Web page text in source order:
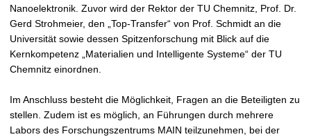
Nanoelektronik. Zuvor wird der Rektor der TU Chemnitz, Prof. Dr.
Gerd Strohmeier, den „Top-Transfer“ von Prof. Schmidt an die
Universität sowie dessen Spitzenforschung mit Blick auf die
Kernkompetenz „Materialien und Intelligente Systeme“ der TU
Chemnitz einordnen.
Im Anschluss besteht die Möglichkeit, Fragen an die Beteiligten zu
stellen. Zudem ist es möglich, an Führungen durch mehrere
Labors des Forschungszentrums MAIN teilzunehmen, bei der